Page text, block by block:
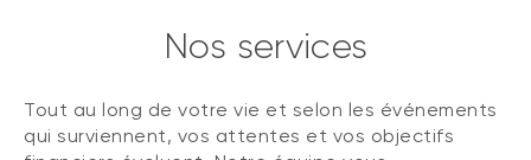
Nos services
Tout au long de votre vie et selon les événements
qui surviennent, vos attentes et vos objectifs